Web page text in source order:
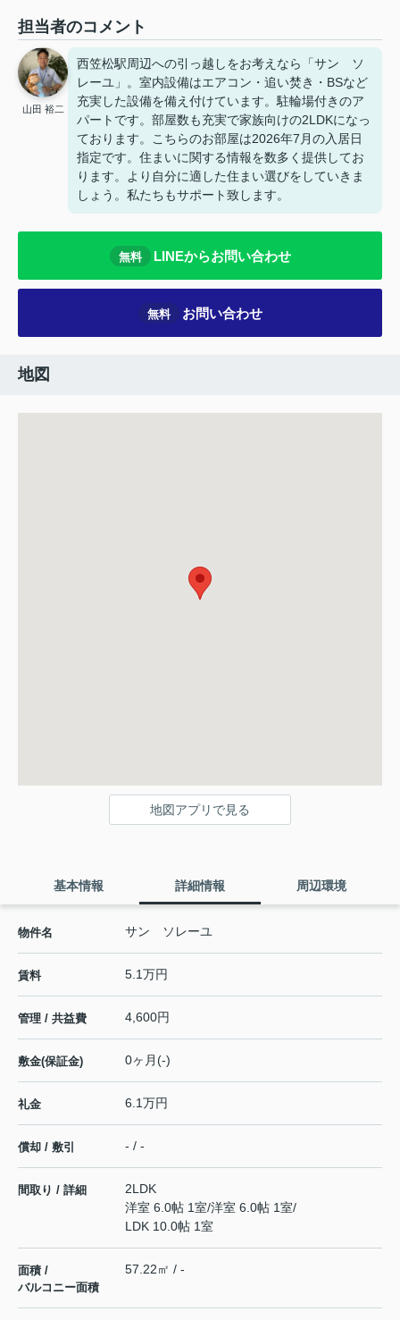
担当者のコメント
山田 裕二
西笠松駅周辺への引っ越しをお考えなら「サン ソ
レーユ」。室内設備はエアコン・追い焚き・BSなど
充実した設備を備え付けています。駐輪場付きのア
パートです。部屋数も充実で家族向けの2LDKになっ
ております。こちらのお部屋は2026年7月の入居日
指定です。住まいに関する情報を数多く提供してお
ります。より自分に適した住まい選びをしていきま
しょう。私たちもサポート致します。
無料 LINEからお問い合わせ
無料 お問い合わせ
地図
地図アプリで見る
基本情報 詳細情報 周辺環境
物件名 サン ソレーユ
賃料 5.1万円
管理 / 共益費 4,600円
敷金(保証金) 0ヶ月(-)
礼金 6.1万円
償却 / 敷引 - / -
間取り / 詳細
2LDK
洋室 6.0帖 1室/洋室 6.0帖 1室/
LDK 10.0帖 1室
面積 /
バルコニー面積
57.22㎡ / -